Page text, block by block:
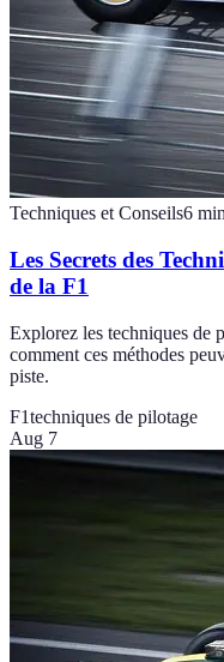
Techniques et Conseils6
Les Secrets des
de la F1
Explorez les techniques de
comment ces méthodes
piste.
F1techniques de pilotage
Aug 7